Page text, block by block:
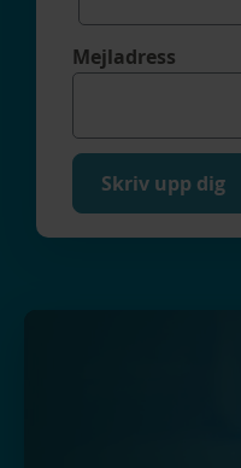
Mejladress
Skriv upp dig